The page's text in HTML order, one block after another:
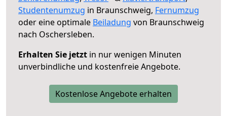
Studentenumzug in Braunschweig, Fernumzug
oder eine optimale Beiladung von Braunschweig
nach Oschersleben.
Erhalten Sie jetzt in nur wenigen Minuten
unverbindliche und kostenfreie Angebote.
Kostenlose Angebote erhalten